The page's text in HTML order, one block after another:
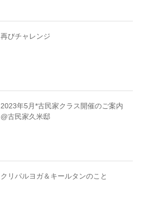
再びチャレンジ
2023年5月*古民家クラス開催のご案内
@古民家久米邸
クリパルヨガ＆キールタンのこと